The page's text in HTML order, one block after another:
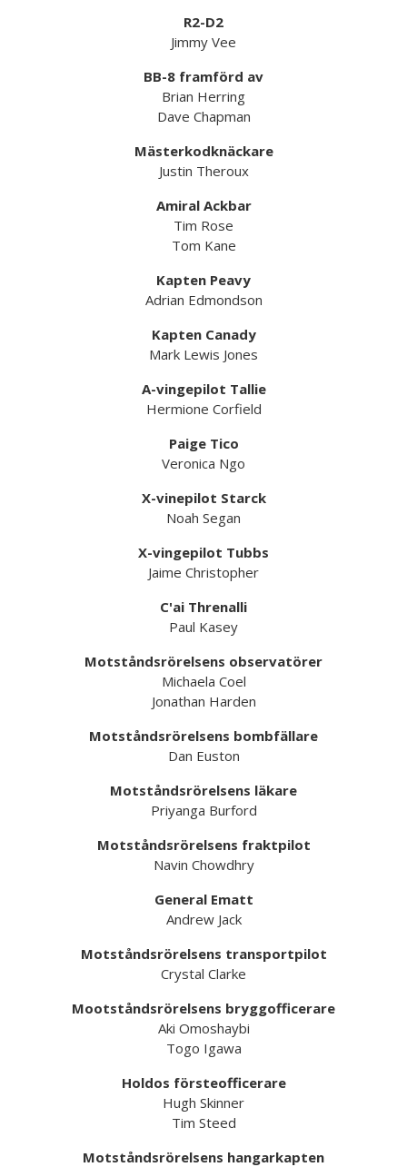
R2-D2
Jimmy Vee
BB-8 framförd av
Brian Herring
Dave Chapman
Mästerkodknäckare
Justin Theroux
Amiral Ackbar
Tim Rose
Tom Kane
Kapten Peavy
Adrian Edmondson
Kapten Canady
Mark Lewis Jones
A-vingepilot Tallie
Hermione Corfield
Paige Tico
Veronica Ngo
X-vinepilot Starck
Noah Segan
X-vingepilot Tubbs
Jaime Christopher
C'ai Threnalli
Paul Kasey
Motståndsrörelsens observatörer
Michaela Coel
Jonathan Harden
Motståndsrörelsens bombfällare
Dan Euston
Motståndsrörelsens läkare
Priyanga Burford
Motståndsrörelsens fraktpilot
Navin Chowdhry
General Ematt
Andrew Jack
Motståndsrörelsens transportpilot
Crystal Clarke
Mootståndsrörelsens bryggofficerare
Aki Omoshaybi
Togo Igawa
Holdos försteofficerare
Hugh Skinner
Tim Steed
Motståndsrörelsens hangarkapten